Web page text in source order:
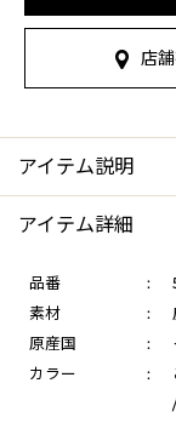
店
アイテム説明
アイテム詳細
品番 :
素材
:
原産国
:
カラー
: